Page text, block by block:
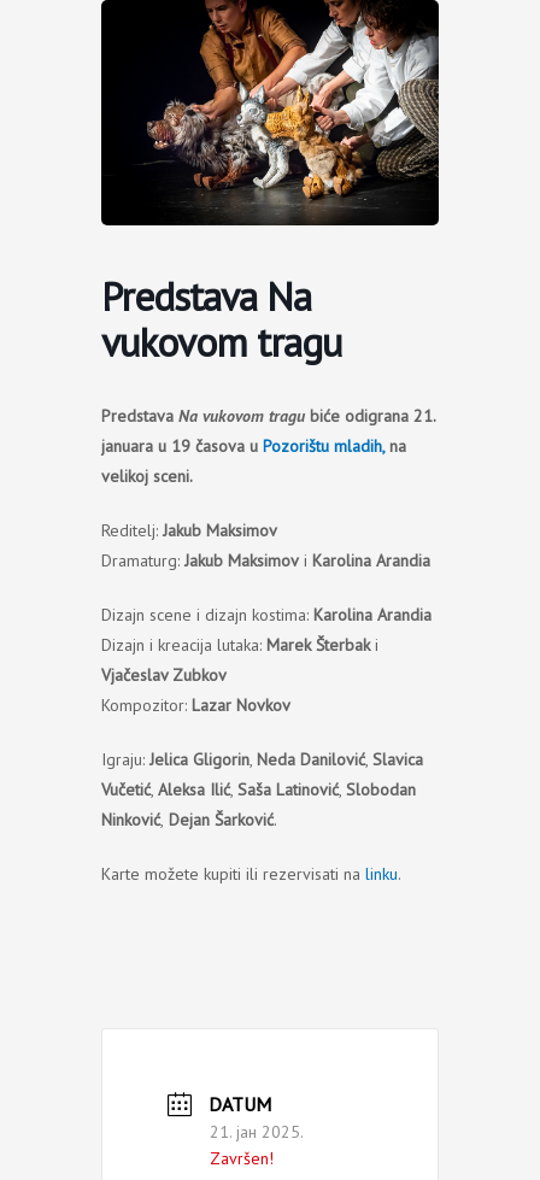
Predstava Na
vukovom tragu
Predstava Na vukovom tragu biće odigrana 21.
januara u 19 časova u Pozorištu mladih,na
velikoj sceni.
Reditelj: Jakub Maksimov
Dramaturg: Jakub Maksimov i Karolina Arandia
Dizajn scene i dizajn kostima: Karolina Arandia
Dizajn i kreacija lutaka: Marek Šterbaki
Vjačeslav Zubkov
Kompozitor: Lazar Novkov
Igraju: Jelica Gligorin, Neda Danilović, Slavica
Vučetić, Aleksa Ilić, Saša Latinović, Slobodan
Ninković, Dejan Šarković.
Karte možete kupiti ili rezervisati na linku.
DATUM
21. јан 2025.
Završen!